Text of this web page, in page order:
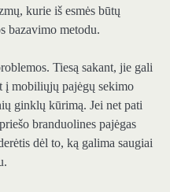
kurie iš esmės būtų
bazavimo metodu.
Tiesą sakant, jie gali
į mobiliųjų pajėgų sekimo
ginklų kūrimą. Jei net pati
branduolines pajėgas
dėl to, ką galima saugiai